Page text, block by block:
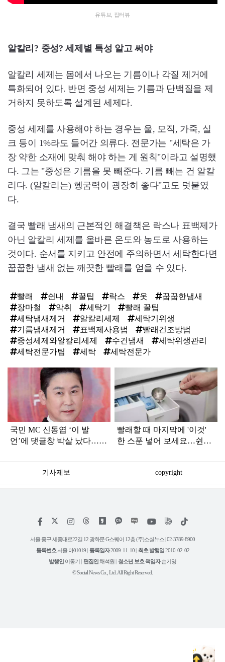
유튜브, 집터뷰
알칼리? 중성? 세제별 특성 알고 써야
알칼리 세제는 몸에서 나오는 기름이나 각질 제거에
특화되어 있다. 반면 중성 세제는 기름과 단백질을 제
거하지 못하도록 설계된 세제다.
중성 세제를 사용해야 하는 경우는 울, 모직, 가죽, 실
크 등이 1%라도 들어간 의류다. 전문가는 "세탁은 가
장 약한 소재에 맞춰 해야 하는 게 원칙"이라고 설명했
다. 그는 "중성은 기름을 못 빼준다. 기름 빼는 건 알칼
리다. (알칼리는) 헹굼력이 굉장히 좋다"고도 덧붙였
다.
결국 빨래 냄새의 근본적인 해결책은 락스나 표백제가
아닌 알칼리 세제를 올바른 온도와 농도로 사용하는
것이다. 순서를 지키고 안전에 주의하면서 세탁한다면
꿉꿉한 냄새 없는 깨끗한 빨래를 얻을 수 있다.
빨래 쉰내 꿀팁 락스 옷
꿉꿉한냄새
장마철
악취 세탁기
빨래 꿀팁
세탁냄새제거
알칼리세제
세탁기위생
기름냄새제거
표백제사용법
빨래건조방법
중성세제와알칼리세제
수건냄새
세탁위생관리
세탁전문가팁
세탁 세탁전문가
국민 MC 신동엽 ‘이 발
언’에 댓글창 박살 났다…여
빨래할 때 마지막에 '이것'
한 스푼 넣어 보세요…쉰내
기사제보 copyright
페
스
인
타
램
위
트
유
튜
틱
서울 중구 세종대로22길 12 광화문 G스퀘어 12층 (주)소셜뉴스 | 02-3789-8900
등록번호서울 아01019 | 등록일자2009. 11. 10 | 최초 발행일 2010. 02. 02
발행인 이동기 | 편집인채석원 | 청소년 보호 책임자손기영
© Social News Co., Ltd. All Right Reserved.